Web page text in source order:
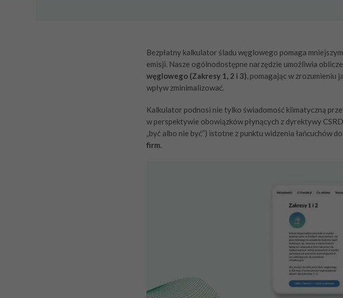
Bezpłatny kalkulator śladu węglowego pomaga
emisji. Nasze ogólnodostępne narzędzie umożliwia
węglowego (Zakresy 1, 2 i 3), pomagając w zrozumieniu
wpływ zminimalizować.
Kalkulator podnosi nie tylko świadomość klimatyczną
w perspektywie obowiązków płynących z dyrektywy
„być albo nie być”) istotne z punktu widzenia łańcuchów
firm.